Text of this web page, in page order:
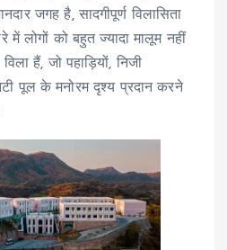
जगह है, सादगीपूर्ण विलासिता
में लोगों को बहुत ज्यादा मालूम नहीं
हैं, जो पहाड़ियों, निजी
पूल के मनोरम दृश्य प्रदान करने